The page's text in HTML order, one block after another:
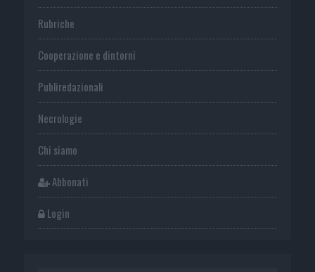
Rubriche
Cooperazione e dintorni
Publiredazionali
Necrologie
Chi siamo
Abbonati
Login